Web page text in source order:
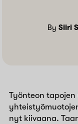
By Siiri
Työnteon
nyt kiivaana.